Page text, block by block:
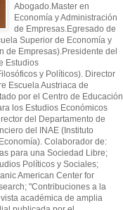
Abogado.Master en
Economía y Administración
de Empresas.Egresado de
Superior de Economía y
de Empresas).Presidente del
Estudios
y Políticos). Director
Escuela Austriaca de
por el Centro de Educación
los Estudios Económicos
del Departamento de
del INAE (Instituto
Colaborador de:
para una Sociedad Libre;
Políticos y Sociales;
American Center for
"Contribuciones a la
académica de amplia